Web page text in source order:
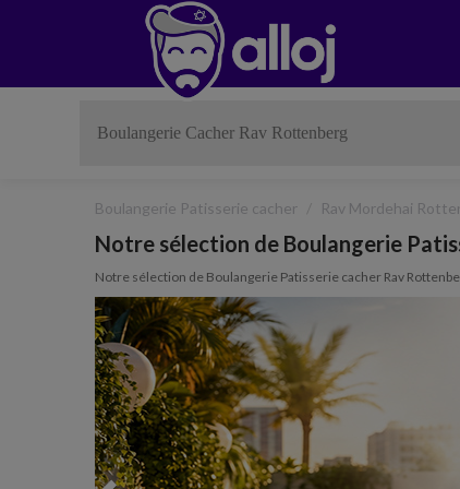
Boulangerie Patisserie cacher Rav Mordehai
Notre sélection de Boulangerie
Notre sélection de Boulangerie Patisserie cacher Rav
Previous